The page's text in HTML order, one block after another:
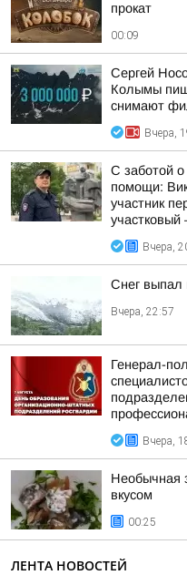
прокат
00:09
Сергей
Колымы
снимают
Вчера,
С заботой о
помощи:
участник
участковый
Вчера,
Снег выпал
Вчера, 22:57
Генерал-
Вчера,
Необычная
вкусом
00:25
ЛЕНТА НОВОСТЕЙ